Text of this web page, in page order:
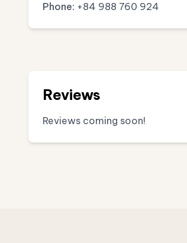
Phone: +84 988 760 924
Reviews
Reviews coming soon!